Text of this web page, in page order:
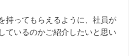
生
持ってもらえるように、社員が
ているのかご紹介したいと思い